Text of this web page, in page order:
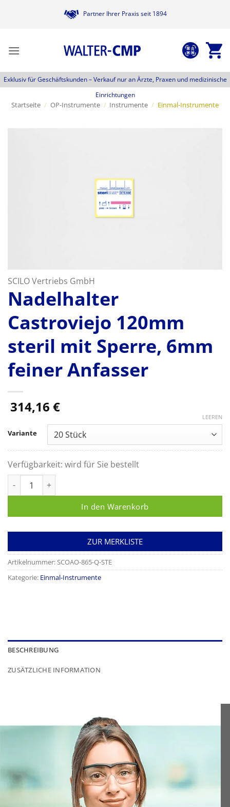
Partner Ihrer Praxis seit 1894
Exklusiv für Geschäftskunden –Verkauf nur an Ärzte, Praxen und medizinische
Einrichtungen
Startseite / OP-Instrumente / Instrumente / Einmal-Instrumente
SCILO Vertriebs GmbH
Nadelhalter
Castroviejo 120mm
steril mit Sperre, 6mm
feiner Anfasser
314,16 €
Variante
LEEREN
Verfügbarkeit: wird für Sie bestellt
In den Warenkorb
ZUR MERKLISTE
Artikelnummer:SCOAO-865-Q-STE
Kategorie: Einmal-Instrumente
BESCHREIBUNG
ZUSÄTZLICHE INFORMATION